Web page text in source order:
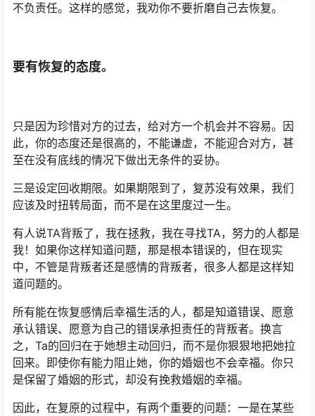
不负责任。这样的感觉，我劝你不要折磨自己去恢复。
要有恢复的态度。
只是因为珍惜对方的过去，给对方一个机会并不容易。因
此，你的态度还是很高的，不能谦虚，不能迎合对方，甚
至在没有底线的情况下做出无条件的妥协。
三是设定回收期限。如果期限到了，复苏没有效果，我们
应该及时扭转局面，而不是在这里度过一生。
有人说TA背叛了，我在拯救，我在寻找TA，努力的人都是
我！如果你这样知道问题，那是根本错误的，但在现实
中，不管是背叛者还是感情的背叛者，很多人都是这样知
道问题的。
所有能在恢复感情后幸福生活的人，都是知道错误、愿意
承认错误、愿意为自己的错误承担责任的背叛者。换言
之，Ta的回归在于她想主动回归，而不是你狠狠地把她拉
回来。即使你有能力阻止她，你的婚姻也不会幸福。你只
是保留了婚姻的形式，却没有挽救婚姻的幸福。
因此，在复原的过程中，有两个重要的问题：一是在某些